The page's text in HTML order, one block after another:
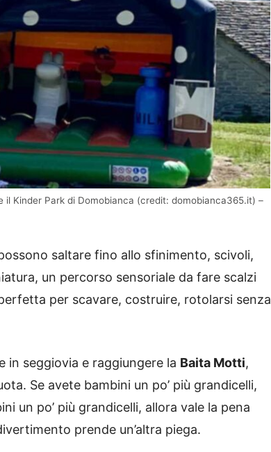
Kinder Park di Domobianca (credit: domobianca365.it) –
saltare fino allo sfinimento, scivoli,
un percorso sensoriale da fare scalzi
per scavare, costruire, rotolarsi senza
in seggiovia e raggiungere la Baita Motti,
Se avete bambini un po’ più grandicelli,
un po’ più grandicelli, allora vale la pena
prende un’altra piega.